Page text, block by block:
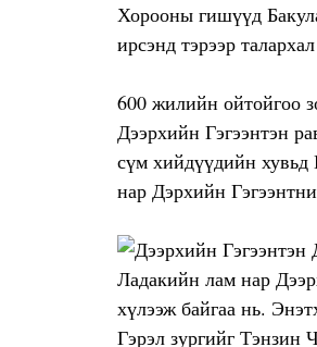
Хорооны гишүүд
ирсэнд тэрээр
600 жилийн ойтойгоо
Дээрхийн Гэгээнтэн
сүм хийдүүдийн хувьд
нар Дэрхийн
Ладакийн лам нар
хүлээж байгаа нь.
Гэрэл зургийг